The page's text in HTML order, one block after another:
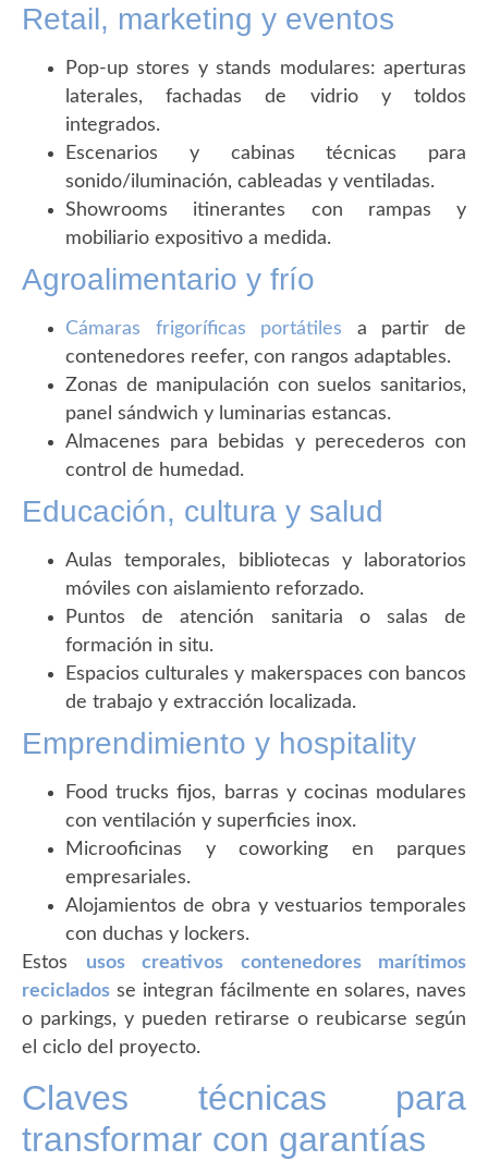
Retail, marketing y eventos
Pop-up stores y stands modulares: aperturas
laterales, fachadas de vidrio y toldos
integrados.
Escenarios y cabinas técnicas para
sonido/iluminación, cableadas y ventiladas.
Showrooms itinerantes con rampas y
mobiliario expositivo a medida.
Agroalimentario y frío
Cámaras frigoríficas portátiles a partir de
contenedores reefer, con rangos adaptables.
Zonas de manipulación con suelos sanitarios,
panel sándwich y luminarias estancas.
Almacenes para bebidas y perecederos con
control de humedad.
Educación, cultura y salud
Aulas temporales, bibliotecas y laboratorios
móviles con aislamiento reforzado.
Puntos de atención sanitaria o salas de
formación in situ.
Espacios culturales y makerspaces con bancos
de trabajo y extracción localizada.
Emprendimiento y hospitality
Food trucks fijos, barras y cocinas modulares
con ventilación y superficies inox.
Microoficinas y coworking en parques
empresariales.
Alojamientos de obra y vestuarios temporales
con duchas y lockers.
Estos usos creativos contenedores marítimos
reciclados se integran fácilmente en solares, naves
o parkings, y pueden retirarse o reubicarse según
el ciclo del proyecto.
Claves técnicas para
transformar con garantías